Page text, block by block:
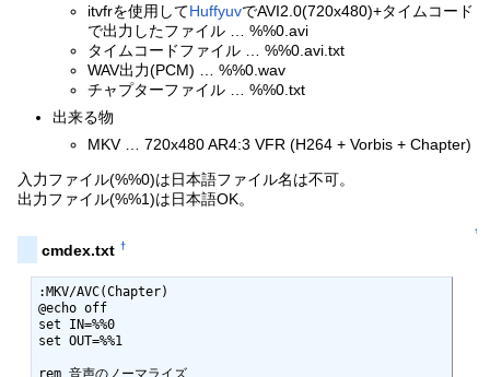
itvfrを使用してHuffyuvでAVI2.0(720x480)+タイムコード
で出力したファイル … %%0.avi
タイムコードファイル … %%0.avi.txt
WAV出力(PCM) … %%0.wav
チャプターファイル … %%0.txt
出来る物
MKV … 720x480 AR4:3 VFR (H264 + Vorbis + Chapter)
入力ファイル(%%0)は日本語ファイル名は不可。
出力ファイル(%%1)は日本語OK。
↑
cmdex.txt †
:MKV/AVC(Chapter)
@echo off
set IN=%%0
set OUT=%%1
rem 音声のノーマライズ